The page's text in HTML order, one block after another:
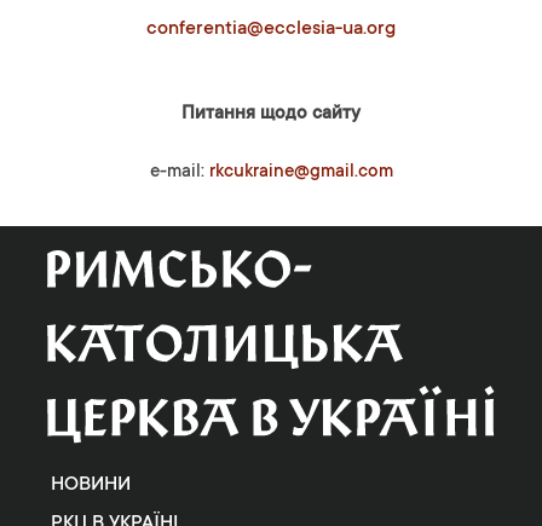
conferentia@ecclesia-ua.org
Питання щодо сайту
e-mail: rkcukraine@gmail.com
НОВИНИ